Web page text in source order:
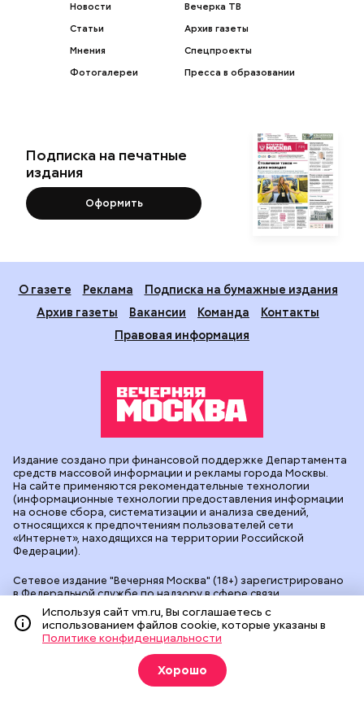
Новости
Статьи
Мнения
Фотогалереи
Вечерка ТВ
Архив газеты
Спецпроекты
Пресса в образовании
Подписка на печатные
издания
Оформить
О газете Реклама
Подписка на бумажные издания
Архив газеты
Вакансии Команда
Контакты
Правовая информация
Сетевое издание "Вечерняя Москва" (18+) зарегистрировано
в Федеральной службе по надзору в сфере связи,
информационных технологий и массовых коммуникаций
(Роскомнадзор). Свидетельство о регистрации ЭЛ № ФС 77 -
90524 от 09.12.2025. Учредитель: АО "Редакция газеты
"Вечерняя Москва". Главный редакторvm.ru
Геннадьевич Глуходедов. Адрес редакции: 127015, г.Москва,
Бумажный пр-д, д. 14, стр. 2. Телефон:
+7(499)557-04-24
. Почта для связи с редакцией сайта:
Издание создано при финансовой поддержке Департамента
средств массовой информации и рекламы города Москвы.
На сайте применяются рекомендательные технологии
(информационные технологии предоставления информации
на основе сбора, систематизации и анализа сведений,
относящихся к предпочтениям пользователей сети
«Интернет», находящихся на территории Российской
Федерации).
Используя сайт vm.ru, Вы соглашаетесь с
использованием файлов cookie, которые указаны в
Политике конфиденциальности
Хорошо